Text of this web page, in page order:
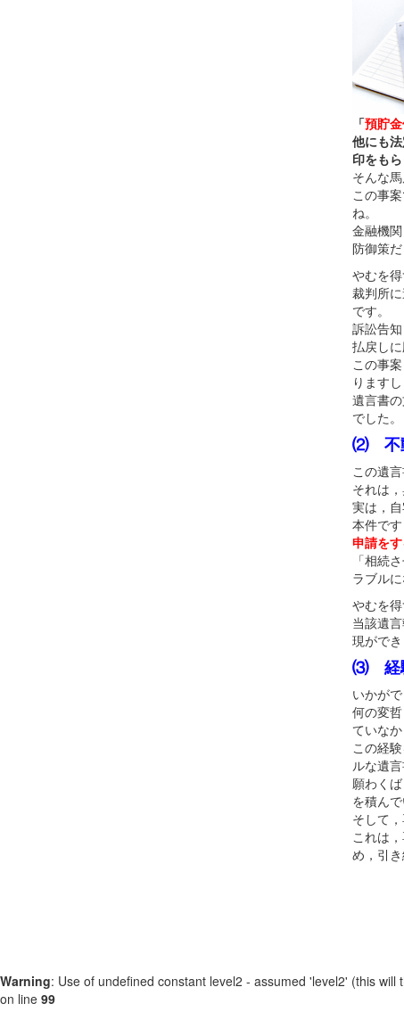
「預貯
他にも
印をも
そんな
この事
ね。
金融機
防御策
やむを得
裁判所
です。
訴訟告
払戻しに
この事
ります
遺言書の
でした。
⑵ 不
この遺
それは
実は，
本件です
申請を
「相続
ラブル
やむを
当該遺
現ができ
⑶ 経
いかがで
何の変
ていな
この経
ルな遺
願わく
を積ん
そして
これは
め，引
Warning: Use of undefined constant level2 - assumed 'level2' (this
on line 99